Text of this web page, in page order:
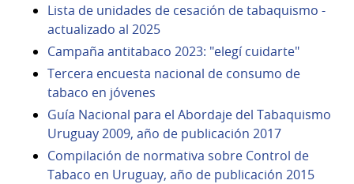
Lista de unidades de cesación de tabaquismo -
actualizado al 2025
Campaña antitabaco 2023: "elegí cuidarte"
Tercera encuesta nacional de consumo de
tabaco en jóvenes
Guía Nacional para el Abordaje del Tabaquismo
Uruguay 2009, año de publicación 2017
Compilación de normativa sobre Control de
Tabaco en Uruguay, año de publicación 2015